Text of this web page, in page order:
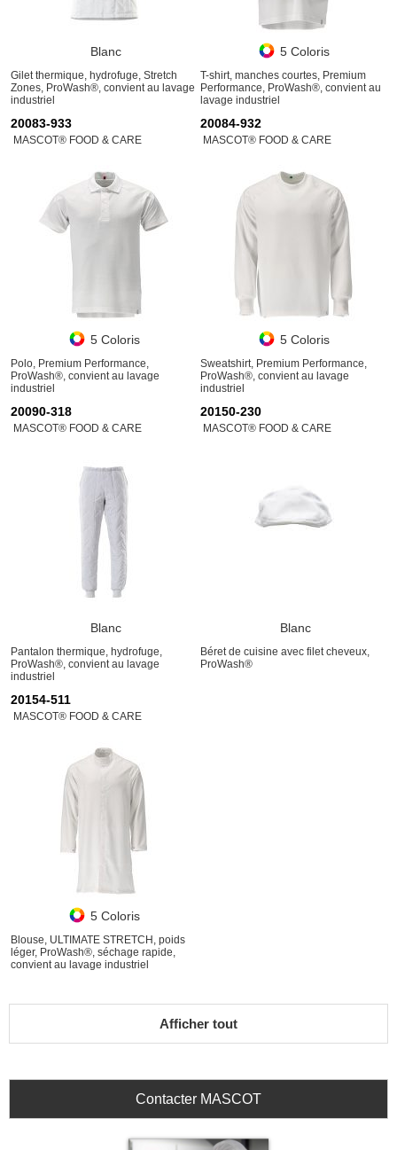
Blanc
Gilet thermique, hydrofuge, Stretch
Zones, ProWash®, convient au lavage
industriel
5 Coloris
T-shirt, manches courtes, Premium
Performance, ProWash®, convient au
lavage industriel
20083-933
MASCOT® FOOD & CARE
5 Coloris
Polo, Premium Performance,
ProWash®, convient au lavage
industriel
20084-932
MASCOT® FOOD & CARE
5 Coloris
Sweatshirt, Premium Performance,
ProWash®, convient au lavage
industriel
20090-318
MASCOT® FOOD & CARE
Blanc
Pantalon thermique, hydrofuge,
ProWash®, convient au lavage
industriel
20150-230
MASCOT® FOOD & CARE
Blanc
Béret de cuisine avec filet cheveux,
ProWash®
20154-511
MASCOT® FOOD & CARE
5 Coloris
Blouse, ULTIMATE STRETCH, poids
léger, ProWash®, séchage rapide,
convient au lavage industriel
Afficher tout
Contacter MASCOT